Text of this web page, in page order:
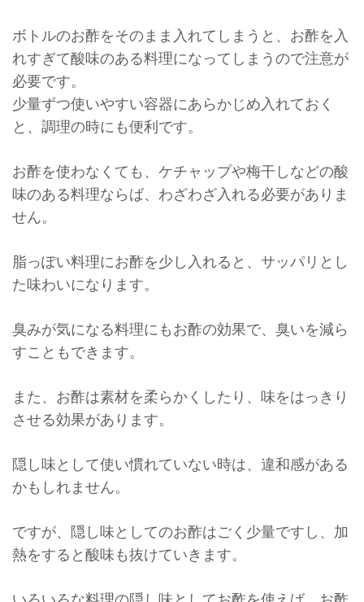
ボトルのお酢をそのまま入れてしまうと、お酢を入
れすぎて酸味のある料理になってしまうので注意が
必要です。
少量ずつ使いやすい容器にあらかじめ入れておく
と、調理の時にも便利です。
お酢を使わなくても、ケチャップや梅干しなどの酸
味のある料理ならば、わざわざ入れる必要がありま
せん。
脂っぽい料理にお酢を少し入れると、サッパリとし
た味わいになります。
臭みが気になる料理にもお酢の効果で、臭いを減ら
すこともできます。
また、お酢は素材を柔らかくしたり、味をはっきり
させる効果があります。
隠し味として使い慣れていない時は、違和感がある
かもしれません。
ですが、隠し味としてのお酢はごく少量ですし、加
熱をすると酸味も抜けていきます。